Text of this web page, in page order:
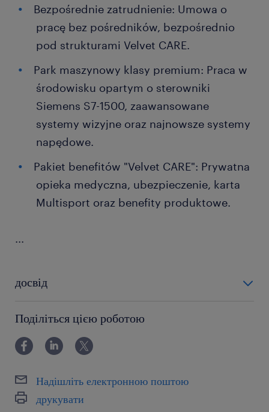
Bezpośrednie zatrudnienie: Umowa o
pracę bez pośredników, bezpośrednio
pod strukturami Velvet CARE.
Park maszynowy klasy premium: Praca w
środowisku opartym o sterowniki
Siemens S7-1500, zaawansowane
systemy wizyjne oraz najnowsze systemy
napędowe.
Pakiet benefitów "Velvet CARE": Prywatna
opieka medyczna, ubezpieczenie, karta
Multisport oraz benefity produktowe.
...
досвід
Поділіться цією роботою
Надішліть електронною поштою
друкувати